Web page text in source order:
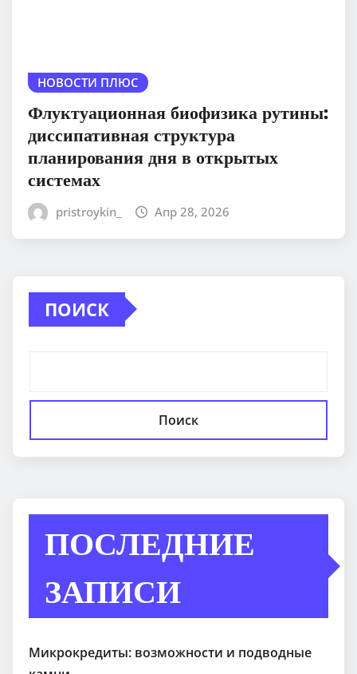
НОВОСТИ ПЛЮС
Флуктуационная биофизика рутины:
диссипативная структура
планирования дня в открытых
системах
pristroykin_ Апр 28, 2026
ПОИСК
Поиск
ПОСЛЕДНИЕ
ЗАПИСИ
Микрокредиты: возможности и подводные